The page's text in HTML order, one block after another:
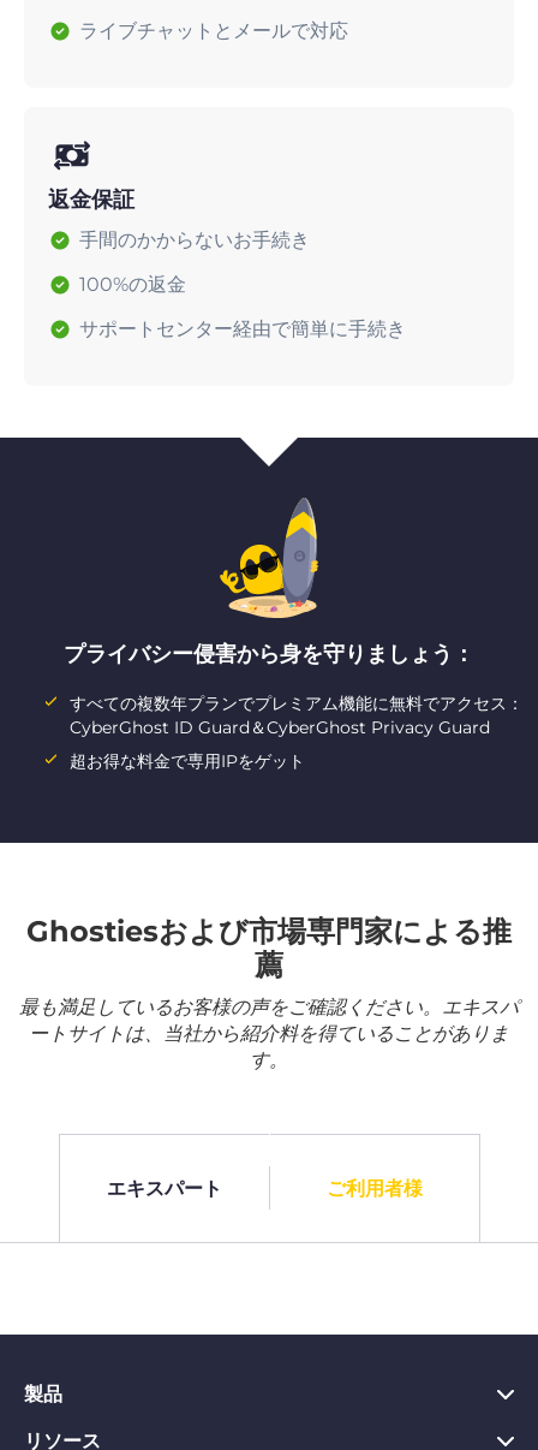
ライブチャットとメールで対応
返金保証
手間のかからないお手続き
100%の返金
サポートセンター経由で簡単に手続き
プライバシー侵害から身を守りましょう：
すべての複数年プランでプレミアム機能に無料でアクセス：
CyberGhost ID Guard＆CyberGhost Privacy Guard
超お得な料金で専用IPをゲット
Ghostiesおよび市場専門家による推
薦
最も満足しているお客様の声をご確認ください。エキスパ
ートサイトは、当社から紹介料を得ていることがありま
す。
エキスパート ご利用者様
製品
PC向けVPN
リソース